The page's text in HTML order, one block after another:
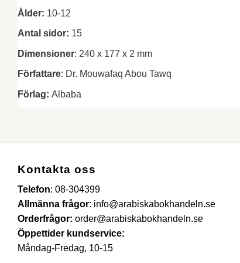
Ålder: 10-12
Antal sidor: 15
Dimensioner: 240 x 177 x 2 mm
Författare: Dr. Mouwafaq Abou Tawq
Förlag: Albaba
Kontakta oss
Telefon: 08-304399
Allmänna frågor: info@arabiskabokhandeln.se
Orderfrågor: order@arabiskabokhandeln.se
Öppettider kundservice:
Måndag-Fredag, 10-15